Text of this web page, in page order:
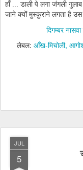
हाँ ... डाली पे लगा जंगली गुलाब
जाने क्यों मुस्कुराने लगता है
दिगम्बर नासवा
लेबल: आँख-मिचोली
JUL
5